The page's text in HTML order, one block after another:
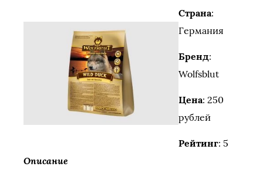
Страна:
Германия
Бренд:
Wolfsblut
Цена: 250
рублей
Рейтинг: 5
Описание